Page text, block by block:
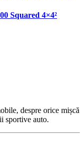
Squared 4×4²
despre orice mișcă
sportive auto.